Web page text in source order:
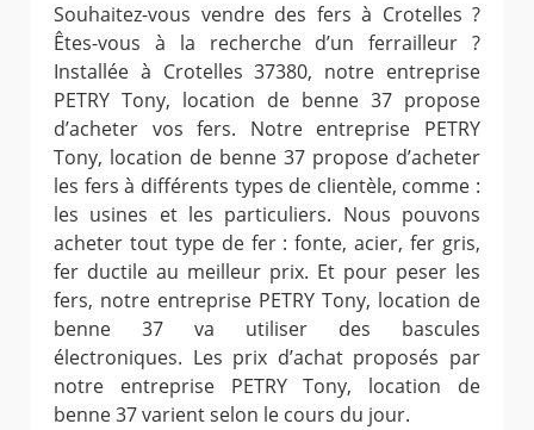
Souhaitez-vous vendre des fers à Crotelles ?
Êtes-vous à la recherche d’un ferrailleur ?
Installée à Crotelles 37380, notre entreprise
PETRY Tony, location de benne 37 propose
d’acheter vos fers. Notre entreprise PETRY
Tony, location de benne 37 propose d’acheter
les fers à différents types de clientèle, comme :
les usines et les particuliers. Nous pouvons
acheter tout type de fer : fonte, acier, fer gris,
fer ductile au meilleur prix. Et pour peser les
fers, notre entreprise PETRY Tony, location de
benne 37 va utiliser des bascules
électroniques. Les prix d’achat proposés par
notre entreprise PETRY Tony, location de
benne 37 varient selon le cours du jour.